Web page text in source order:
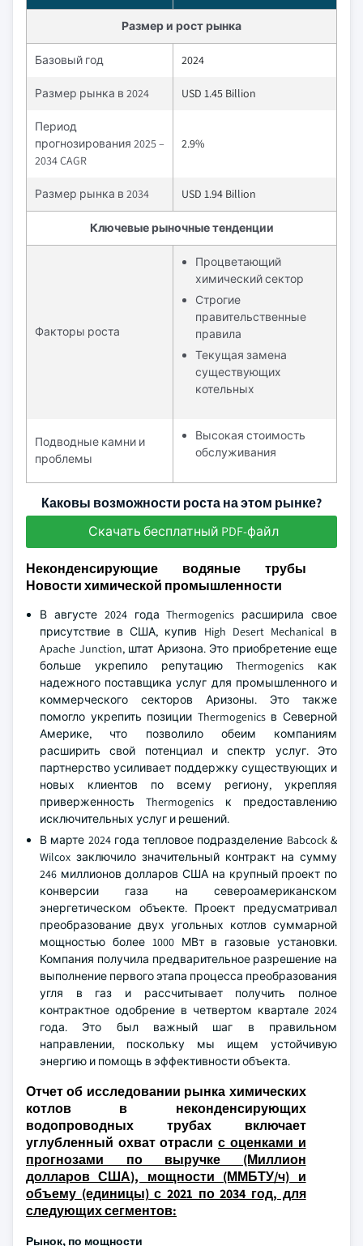
Размер и рост рынка
Базовый год 2024
Размер рынка в 2024 USD 1.45 Billion
Период
прогнозирования 2025 –
2034 CAGR
2.9%
Размер рынка в 2034 USD 1.94 Billion
Ключевые рыночные тенденции
Факторы роста
Процветающий
химический сектор
Строгие
правительственные
правила
Текущая замена
существующих
котельных
Подводные камни и
проблемы
Высокая стоимость
обслуживания
Каковы возможности роста на этом рынке?
Скачать бесплатный PDF-файл
Неконденсирующие водяные трубы
Новости химической промышленности
В августе 2024 года Thermogenics расширила свое
присутствие в США, купив High Desert Mechanical в
Apache Junction, штат Аризона. Это приобретение еще
больше укрепило репутацию Thermogenics как
надежного поставщика услуг для промышленного и
коммерческого секторов Аризоны. Это также
помогло укрепить позиции Thermogenics в Северной
Америке, что позволило обеим компаниям
расширить свой потенциал и спектр услуг. Это
партнерство усиливает поддержку существующих и
новых клиентов по всему региону, укрепляя
приверженность Thermogenics к предоставлению
исключительных услуг и решений.
В марте 2024 года тепловое подразделение Babcock &
Wilcox заключило значительный контракт на сумму
246 миллионов долларов США на крупный проект по
конверсии газа на североамериканском
энергетическом объекте. Проект предусматривал
преобразование двух угольных котлов суммарной
мощностью более 1000 МВт в газовые установки.
Компания получила предварительное разрешение на
выполнение первого этапа процесса преобразования
угля в газ и рассчитывает получить полное
контрактное одобрение в четвертом квартале 2024
года. Это был важный шаг в правильном
направлении, поскольку мы ищем устойчивую
энергию и помощь в эффективности объекта.
Отчет об исследовании рынка химических
котлов в неконденсирующих
водопроводных трубах включает
углубленный охват отраслис оценками и
прогнозами по выручке (Миллион
долларов США), мощности (ММБТУ/ч) и
объему (единицы) с 2021 по 2034 год, для
следующих сегментов:
Рынок, по мощности